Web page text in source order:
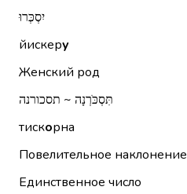
יִסְכְּרוּ
йискеру
Женский род
תִּסְכֹּרְנָה ~ תסכורנה
тискорна
Повелительное наклонение
Единственное число